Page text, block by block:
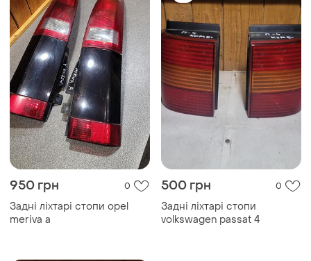
950 грн 0
Задні ліхтарі стопи opel
meriva a
500 грн 0
Задні ліхтарі стопи
volkswagen passat 4